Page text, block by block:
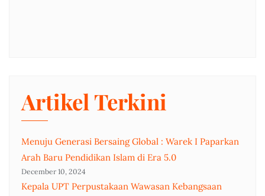
Artikel Terkini
Menuju Generasi Bersaing Global : Warek I Paparkan
Arah Baru Pendidikan Islam di Era 5.0
December 10, 2024
Kepala UPT Perpustakaan Wawasan Kebangsaan